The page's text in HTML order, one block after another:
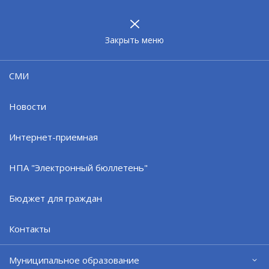
Закрыть меню
СМИ
Новости
Интернет-приемная
НПА "Электронный бюллетень"
Бюджет для граждан
Контакты
Муниципальное образование
Документы
Документы:
1.Уведомление о реорганизации
предприятия водопроводно-канализационного
хозяйства г.Североморска" в Муниципальное
унитарное предприятие "Североморскводоканал"